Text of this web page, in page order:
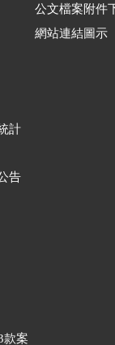
計
告
款案
公文檔案附件
網站連結圖示